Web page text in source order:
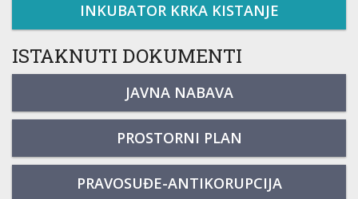
INKUBATOR KRKA KISTANJE
ISTAKNUTI DOKUMENTI
JAVNA NABAVA
PROSTORNI PLAN
PRAVOSUĐE-ANTIKORUPCIJA